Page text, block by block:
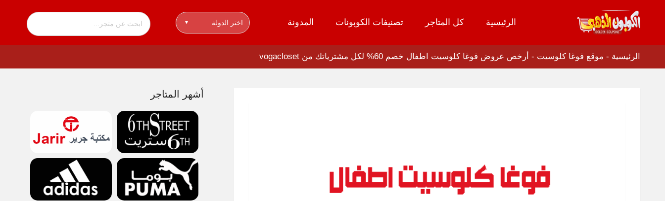
تخطي
المحتوى
الرئيسية كل المتاجر تصنيفات الكوبونات المدونة اختر الدولة ▾
الرئيسية - موقع فوغا كلوسيت - أرخص عروض فوغا كلوسيت اطفال خصم 60% لكل مشترياتك من vogacloset
أشهر المتاجر